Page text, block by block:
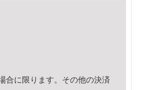
合に限ります。その他の決済